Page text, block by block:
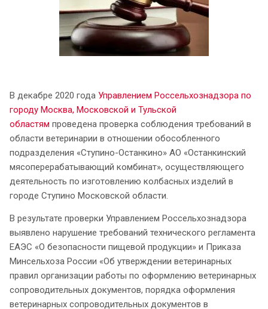
В декабре 2020 года Управлением Россельхознадзора по
городу Москва, Московской и Тульской
областям проведена проверка соблюдения требований в
области ветеринарии в отношении обособленного
подразделения «Ступино-Останкино» АО «Останкинский
мясоперерабатывающий комбинат», осуществляющего
деятельность по изготовлению колбасных изделий в
городе Ступино Московской области.
В результате проверки Управлением Россельхознадзора
выявлено нарушение требований технического регламента
ЕАЭС «О безопасности пищевой продукции» и Приказа
Минсельхоза России «Об утверждении ветеринарных
правил организации работы по оформлению ветеринарных
сопроводительных документов, порядка оформления
ветеринарных сопроводительных документов в